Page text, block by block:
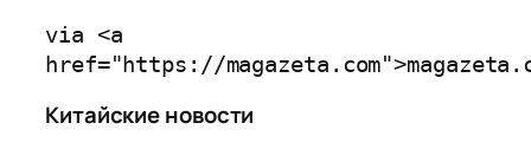
via <a
href="https://
Китайские новости